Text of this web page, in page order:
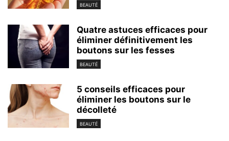
BEAUTÉ
Quatre astuces efficaces pour
éliminer définitivement les
boutons sur les fesses
BEAUTÉ
5 conseils efficaces pour
éliminer les boutons sur le
décolleté
BEAUTÉ